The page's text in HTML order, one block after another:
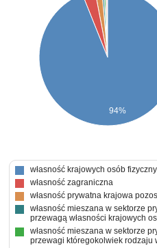
94%
własność krajowych osób
własność zagraniczna
własność prywatna krajowa
własność mieszana w sektorze
przewagą własności krajowych
własność mieszana w sektorze
przewagi któregokolwiek rodzaju